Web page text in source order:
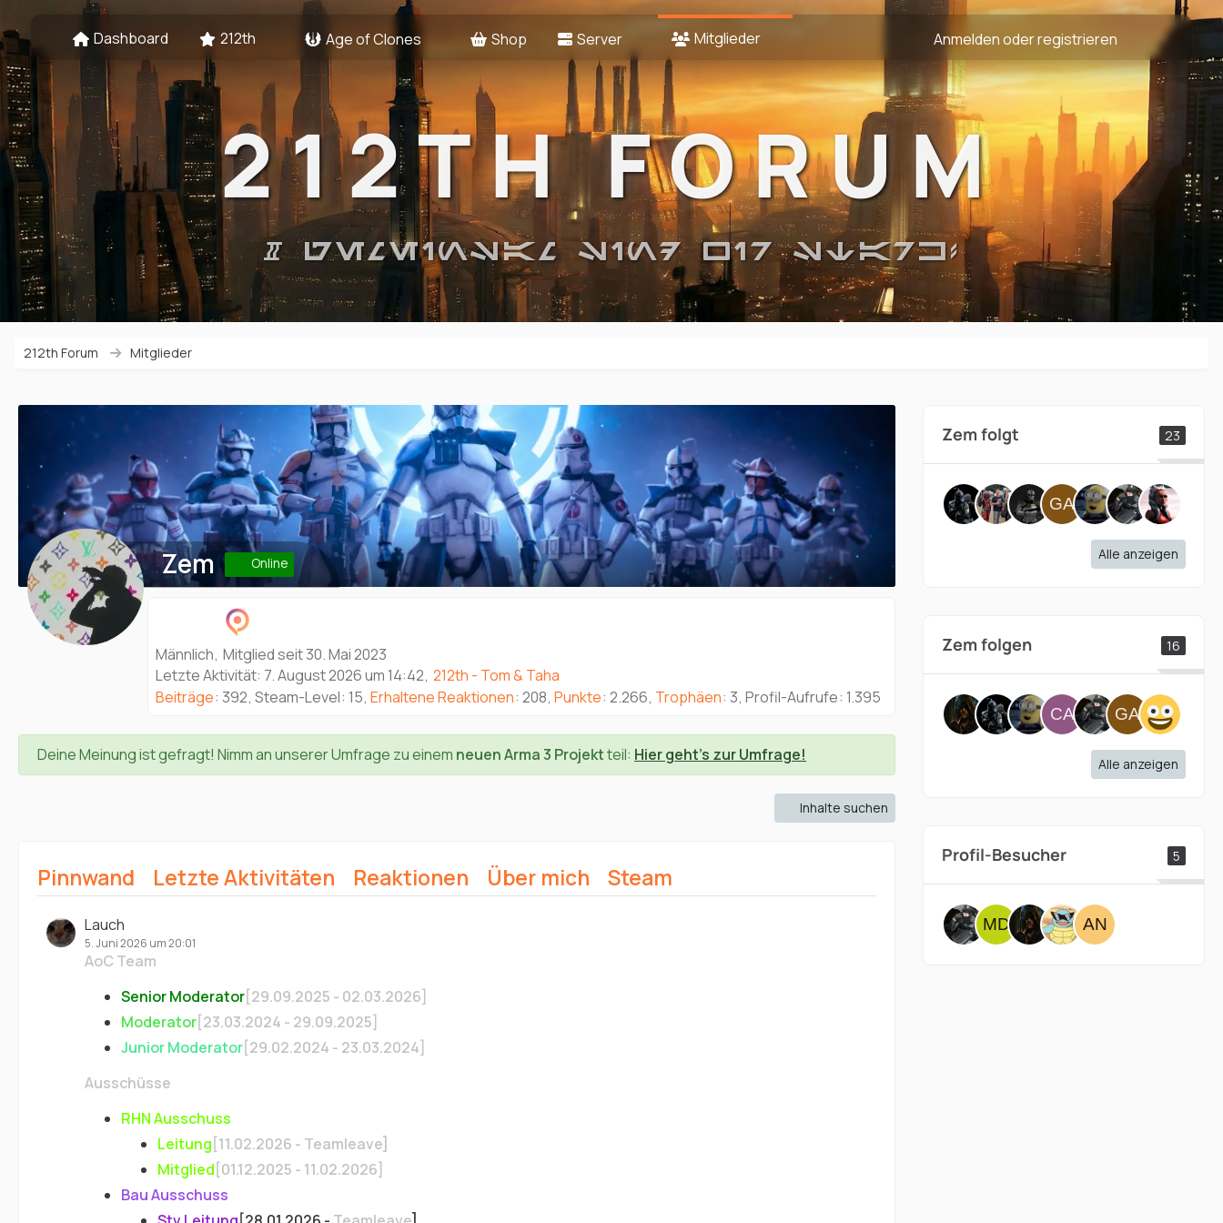
Dashboard 212th Age of Clones Shop Server Mitglieder Anmelden oder registrieren
212TH FORUM
# GEMEINSAM SIND WIR STARK!
212th Forum Mitglieder
Zem Online
Männlich Mitglied seit 30. Mai 2023
Letzte Aktivität: 7. August 2026 um 14:42 212th - Tom & Taha
Beiträge 392 Steam-Level 15 Erhaltene Reaktionen 208 Punkte 2.266 Trophäen 3 Profil-Aufrufe 1.395
Deine Meinung ist gefragt! Nimm an unserer Umfrage zu einem neuen Arma 3 Projektteil: Hier geht's zur Umfrage!
Inhalte suchen
Pinnwand Letzte Aktivitäten Reaktionen Über mich Steam
Lauch
5. Juni 2026 um 20:01
AoC Team
Senior Moderator[29.09.2025 - 02.03.2026]
Moderator[23.03.2024 - 29.09.2025]
Junior Moderator[29.02.2024 - 23.03.2024]
Ausschüsse
RHN Ausschuss
Leitung [11.02.2026 - Teamleave]
Mitglied [01.12.2025 - 11.02.2026]
Bau Ausschuss
Zem folgt 23
Alle anzeigen
Zem folgen 16
Alle anzeigen
Profil-Besucher 5